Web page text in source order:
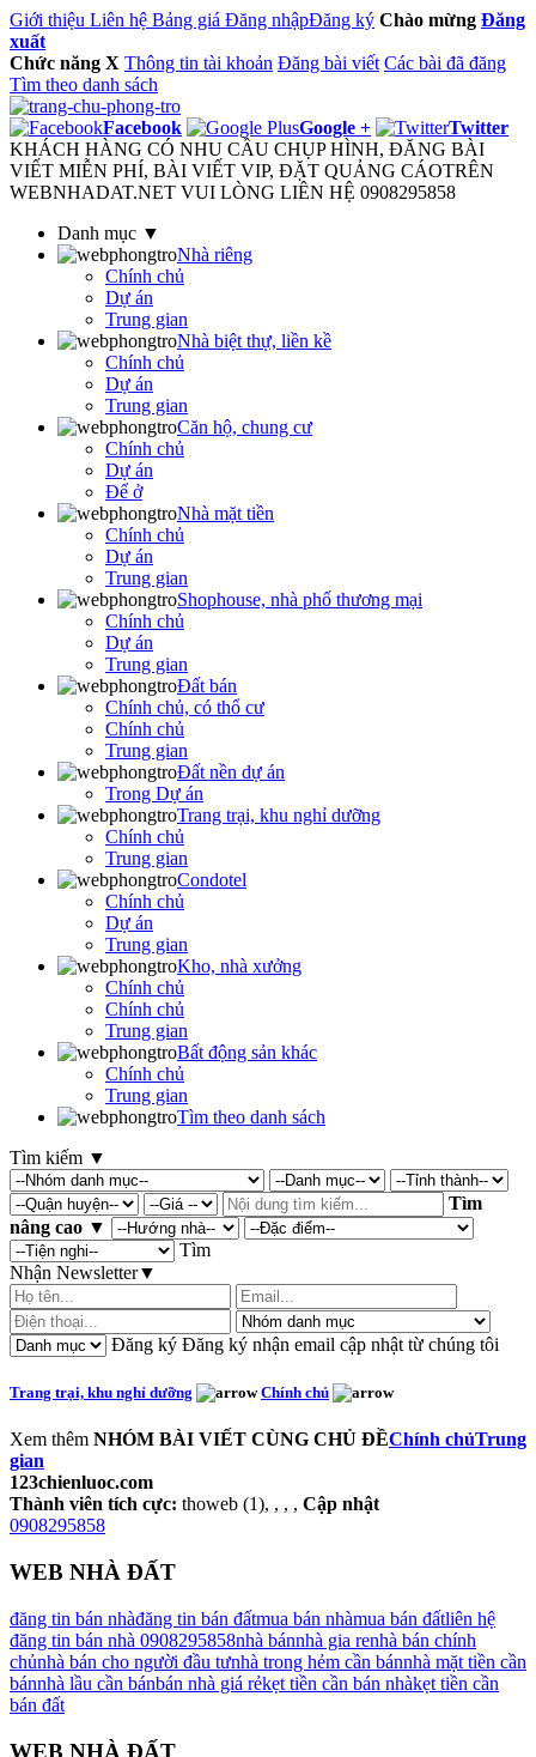
Giới thiệu Liên hệ Bảng giá Đăng nhậpĐăng ký Chào mừng Đăng
xuất
Chức năng X Thông tin tài khoản Đăng bài viết Các bài đã đăng
Tìm theo danh sách
Facebook Google +
Twitter
KHÁCH HÀNG CÓ NHU CẦU CHỤP HÌNH, ĐĂNG BÀI
VIẾT MIỄN PHÍ, BÀI VIẾT VIP, ĐẶT QUẢNG CÁOTRÊN
WEBNHADAT.NET VUI LÒNG LIÊN HỆ 0908295858
Danh mục ▼
Nhà riêng
Chính chủ
Dự án
Trung gian
Nhà biệt thự, liền kề
Chính chủ
Dự án
Trung gian
Căn hộ, chung cư
Chính chủ
Dự án
Để ở
Nhà mặt tiền
Chính chủ
Dự án
Trung gian
Shophouse, nhà phố thương mại
Chính chủ
Dự án
Trung gian
Đất bán
Chính chủ, có thổ cư
Chính chủ
Trung gian
Đất nền dự án
Trong Dự án
Trang trại, khu nghỉ dưỡng
Chính chủ
Trung gian
Condotel
Chính chủ
Dự án
Trung gian
Kho, nhà xưởng
Chính chủ
Chính chủ
Trung gian
Bất động sản khác
Chính chủ
Trung gian
Tìm theo danh sách
Tìm kiếm ▼
Tìm
nâng cao ▼
Tìm
Nhận Newsletter▼
Đăng ký Đăng ký nhận email cập nhật từ chúng tôi
Trang trại, khu nghỉ dưỡng Chính chủ
Xem thêm NHÓM BÀI VIẾT CÙNG CHỦ ĐỀChính chủTrung
gian
123chienluoc.com
Thành viên tích cực: thoweb (1), , , , Cập nhật
0908295858
WEB NHÀ ĐẤT
đăng tin bán nhàđăng tin bán đấtmua bán nhàmua bán đấtliên hệ
đăng tin bán nhà 0908295858nhà bánnhà gia renhà bán chính
chủnhà bán cho người đầu tưnhà trong hẻm cần bánnhà mặt tiền cần
bánnhà lầu cần bánbán nhà giá rẻkẹt tiền cần bán nhàkẹt tiền cần
bán đất
WEB NHÀ ĐẤT